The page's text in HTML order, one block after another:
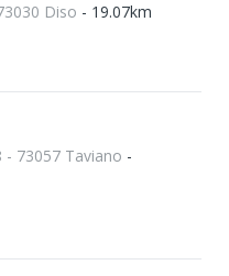
Diso - 19.07km
- 73057 Taviano -